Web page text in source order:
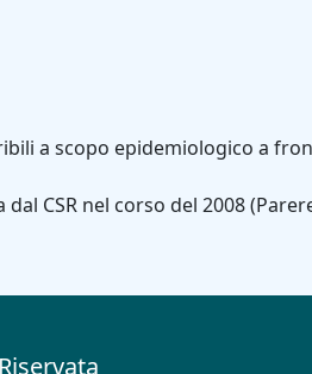
a scopo epidemiologico a
CSR nel corso del 2008